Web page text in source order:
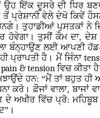
ਉਹ ਇੱਕ ਦੂਸਰੇ ਦੀ ਧਿਰ
ਤੋਂ ਪ੍ਰੇਸ਼ਾਨੀ ਵੇਲੇ ਦੇਖੋ ਕਿਵੇਂ
ਤੁਹਾਡੀਆਂ ਪੁਸਤਕਾਂ ਨੇ
ਹੋਵੇਗਾ। ਤੁਸੀਂ ਕੌਮ ਦਾ,
ਬੰਨ੍ਹਾਉਣ ਲਈ ਆਪਣੀ ਹੱਡ-
ਪ੍ਰਾਪਤੀ ਹੈ। ਮੈਂ ਜਿੰਨਾ
& tension ਵਿਚ ਕੀਤਾ
ਹਨ: “ਮੈਂ ਤਾਂ ਬਹੁਤ
ਕਰੋ। ਫ਼ੌਜਾਂ ਵਾਲਾ,
ਦੇ ਅਖੀਰ ਵਿੱਚ ਪ੍ਰੋ: